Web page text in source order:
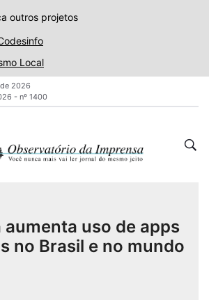
outros projetos
Local
2026
- nº 1400
aumenta uso de apps
no Brasil e no mundo